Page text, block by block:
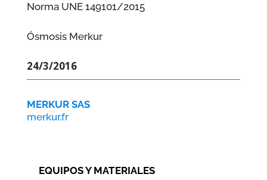
Norma UNE 149101/2015
Ósmosis Merkur
24/3/2016
MERKUR SAS
merkur.fr
EQUIPOS Y MATERIALES